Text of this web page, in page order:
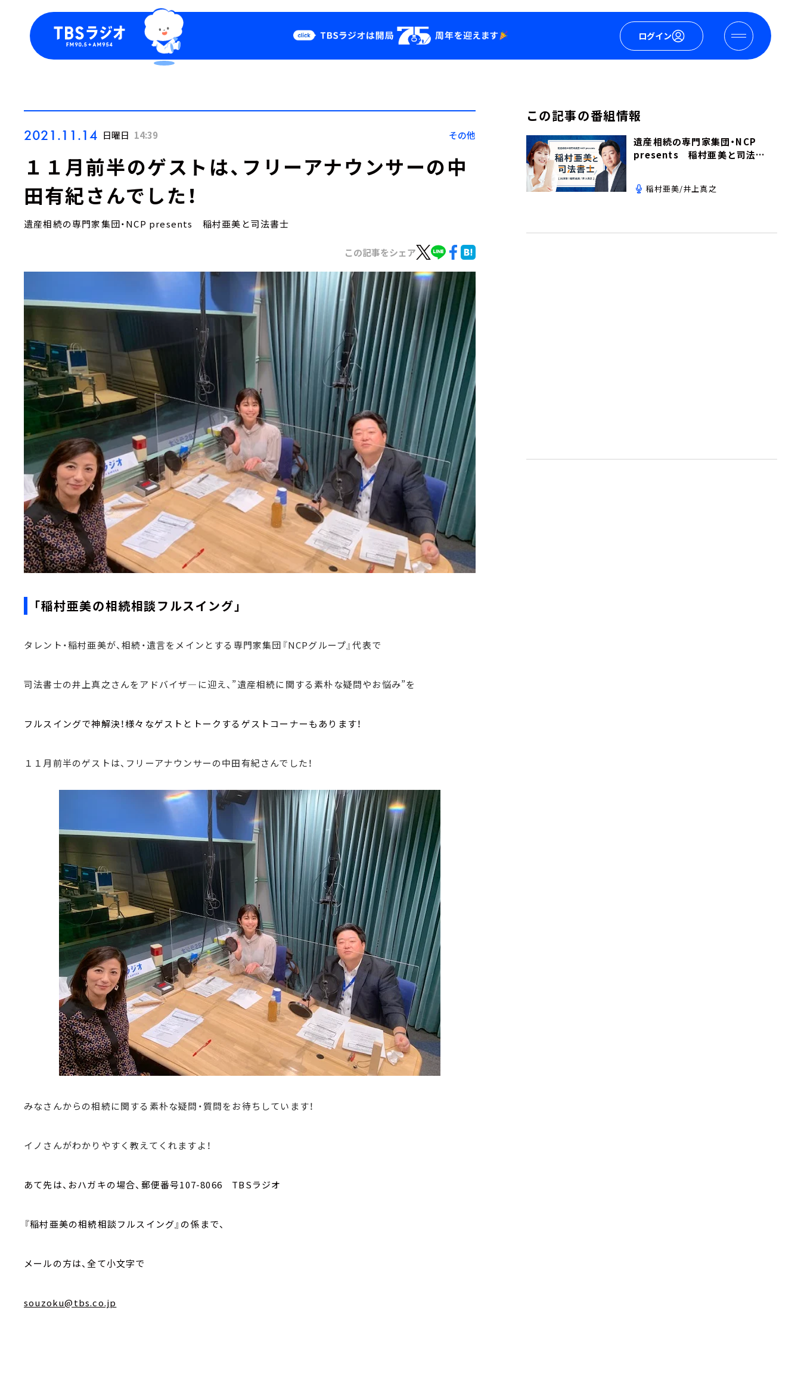
ログイン
Podcast
YouTube
2021.11.14 日曜日 14:39 その他
１１月前半のゲストは、フリーアナウンサーの中
田有紀さんでした！
遺産相続の専門家集団・NCP presents 稲村亜美と司法書士
この記事をシェア
「稲村亜美の相続相談フルスイング」
タレント・稲村亜美が、相続・遺言をメインとする専門家集団『NCPグループ』代表で
司法書士の井上真之さんをアドバイザ―に迎え、”遺産相続に関する素朴な疑問やお悩み”を
フルスイングで神解決！様々なゲストとトークするゲストコーナーもあります！
１１月前半のゲストは、フリーアナウンサーの中田有紀さんでした！
みなさんからの相続に関する素朴な疑問・質問をお待ちしています！
イノさんがわかりやすく教えてくれますよ！
あて先は、おハガキの場合、郵便番号107-8066 TBSラジオ
『稲村亜美の相続相談フルスイング』の係まで、
メールの方は、全て小文字で
souzoku@tbs.co.jp
この記事の番組情報
遺産相続の専門家集団・NCP
presents 稲村亜美と司法書
稲村亜美/井上真之